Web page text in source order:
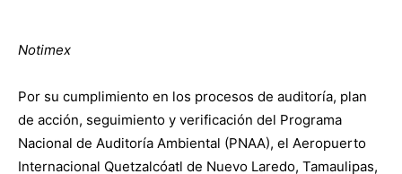
Notimex
Por su cumplimiento en los procesos de auditoría, plan
de acción, seguimiento y verificación del Programa
Nacional de Auditoría Ambiental (PNAA), el Aeropuerto
Internacional Quetzalcóatl de Nuevo Laredo, Tamaulipas,